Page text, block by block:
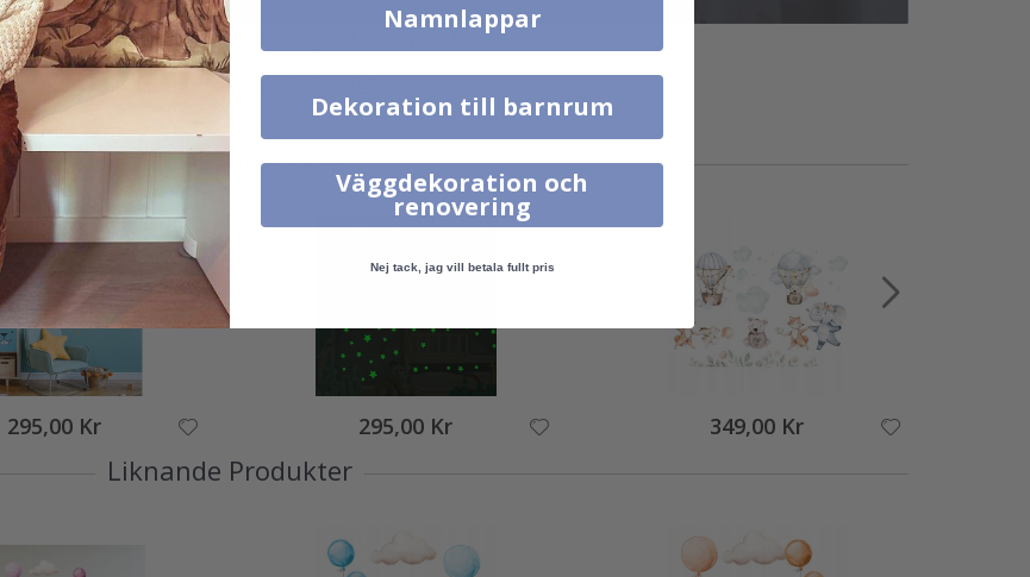
Verklig inspiration från våra glada kunder!
Tagga ditt med #namly_design
Andra köpte också
295,00 Kr 295,00 Kr 349,00 Kr
Liknande Produkter
Namnlappar
Dekoration till barnrum
Väggdekoration och
renovering
Nej tack, jag vill betala fullt pris